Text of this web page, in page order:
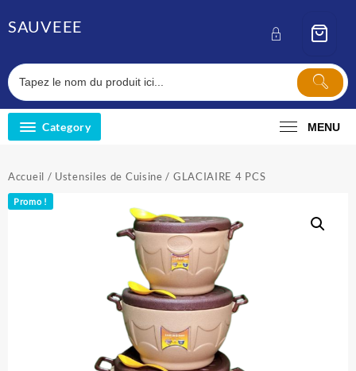
toSAUVEEE
Category MENU
Accueil / Ustensiles de Cuisine / GLACIAIRE 4 PCS
Promo !